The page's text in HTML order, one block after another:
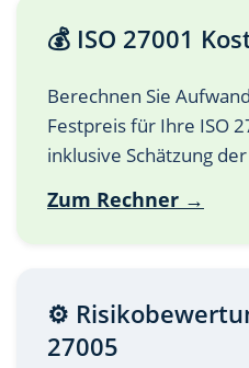
💰 ISO 27001
Berechnen Sie
Festpreis für Ihre ISO
inklusive Schätzung
Zum Rechner →
⚙️
27005